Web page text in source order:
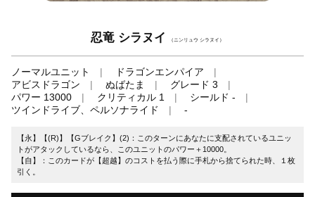
忍竜 シラヌイ （ニンリュウ シラヌイ）
ノーマルユニット
ドラゴンエンパイア
アビスドラゴン
ぬばたま
グレード 3
パワー 13000
クリティカル 1
シールド -
ツインドライブ、ペルソナライド
-
【永】【(R)】【Gブレイク】(2)：このターンにあなたに支配されているユニッ
トがアタックしているなら、このユニットのパワー＋10000。
【自】：このカードが【超越】のコストを払う際に手札から捨てられた時、１枚
引く。